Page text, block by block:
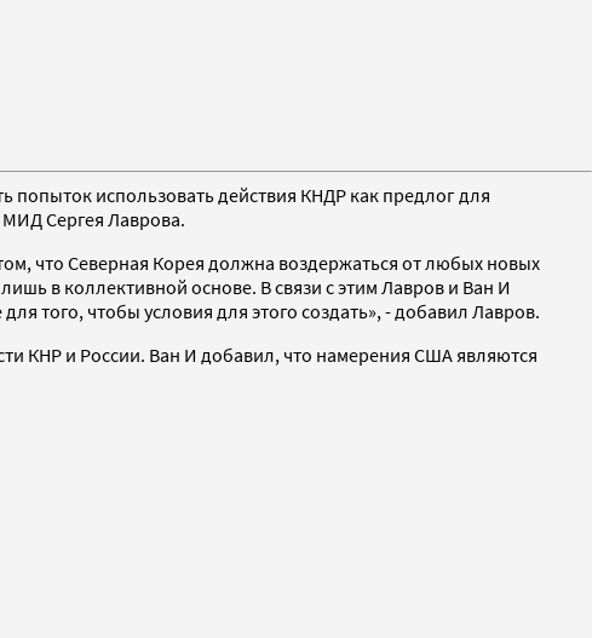
попыток использовать действия КНДР как предлог для
МИД Сергея Лаврова.
что Северная Корея должна воздержаться от любых новых
в коллективной основе. В связи с этим Лавров и Ван И
того, чтобы условия для этого создать», - добавил Лавров.
КНР и России. Ван И добавил, что намерения США являются